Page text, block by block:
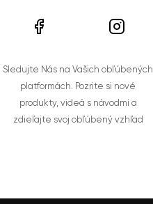
Sledujte Nás na Vašich obľúbených
platformách. Pozrite si nové
produkty, videá s návodmi a
zdieľajte svoj obľúbený vzhľad